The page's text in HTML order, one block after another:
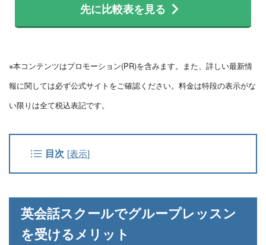
先に比較表を見る
※本コンテンツはプロモーション(PR)を含みます。また、詳しい最新情
報に関しては必ず公式サイトをご確認ください。料金は特段の表示がな
い限りは全て税込表記です。
目次 [表示]
英会話スクールでグループレッスン
を受けるメリット